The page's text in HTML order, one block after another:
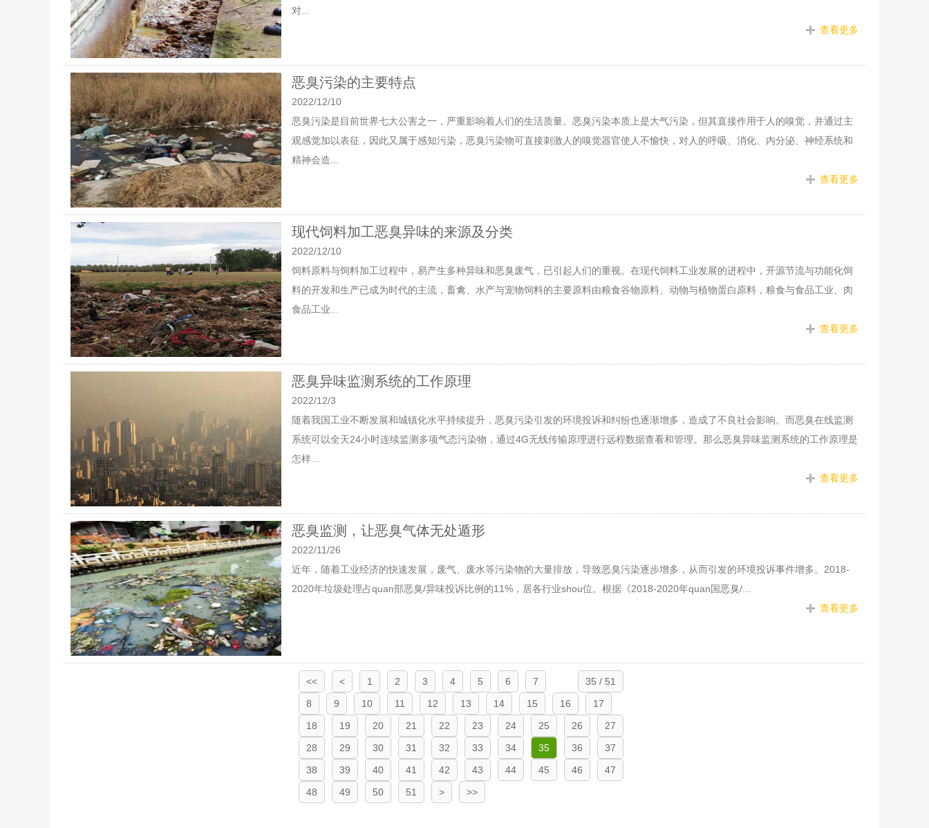
对...
查看更多
恶臭污染的主要特点
2022/12/10
恶臭污染是目前世界七大公害之一，严重影响着人们的生活质量。恶臭污染本质上是大气污染，但其直接作用于人的嗅觉，并通过主
观感觉加以表征，因此又属于感知污染，恶臭污染物可直接刺激人的嗅觉器官使人不愉快，对人的呼吸、消化、内分泌、神经系统和
精神会造...
查看更多
现代饲料加工恶臭异味的来源及分类
2022/12/10
饲料原料与饲料加工过程中，易产生多种异味和恶臭废气，已引起人们的重视。在现代饲料工业发展的进程中，开源节流与功能化饲
料的开发和生产已成为时代的主流，畜禽、水产与宠物饲料的主要原料由粮食谷物原料、动物与植物蛋白原料，粮食与食品工业、肉
食品工业...
查看更多
恶臭异味监测系统的工作原理
2022/12/3
随着我国工业不断发展和城镇化水平持续提升，恶臭污染引发的环境投诉和纠纷也逐渐增多，造成了不良社会影响。而恶臭在线监测
系统可以全天24小时连续监测多项气态污染物，通过4G无线传输原理进行远程数据查看和管理。那么恶臭异味监测系统的工作原理是
怎样...
查看更多
恶臭监测，让恶臭气体无处遁形
2022/11/26
近年，随着工业经济的快速发展，废气、废水等污染物的大量排放，导致恶臭污染逐步增多，从而引发的环境投诉事件增多。2018-
2020年垃圾处理占quan部恶臭/异味投诉比例的11%，居各行业shou位。根据《2018-2020年quan国恶臭/...
查看更多
35 / 51
<< < 1 2 3 4 5 6
7
8
9 10 11 12 13 14 15 16
17
18
19 20 21 22 23 24 25 26
27
28
29 30 31 32 33 34 35 36
37
38
39 40 41 42 43 44 45 46
47
48
49 50 51 > >>